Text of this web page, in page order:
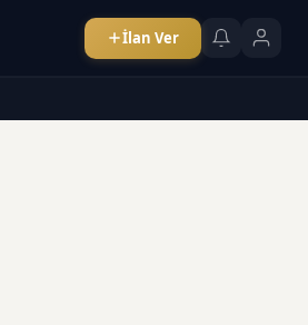
İlan Ver